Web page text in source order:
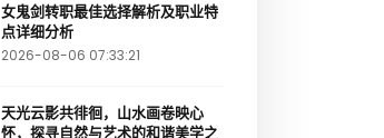
女鬼剑转职最佳选择解析及职业特
点详细分析
2026-08-06 07:33:21
天光云影共徘徊，山水画卷映心
怀，探寻自然与艺术的和谐美学之